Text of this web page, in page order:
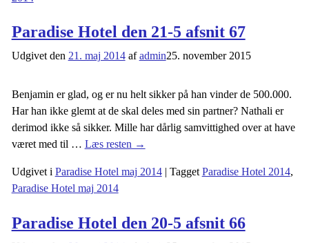
Paradise Hotel den 21-5 afsnit 67
Udgivet den 21. maj 2014 afadmin25. november 2015
Benjamin er glad, og er nu helt sikker på han vinder de 500.000.
Har han ikke glemt at de skal deles med sin partner? Nathali er
derimod ikke så sikker. Mille har dårlig samvittighed over at have
været med til … Læs resten →
Udgivet i Paradise Hotel maj 2014| Tagget Paradise Hotel 2014,
Paradise Hotel maj 2014
Paradise Hotel den 20-5 afsnit 66